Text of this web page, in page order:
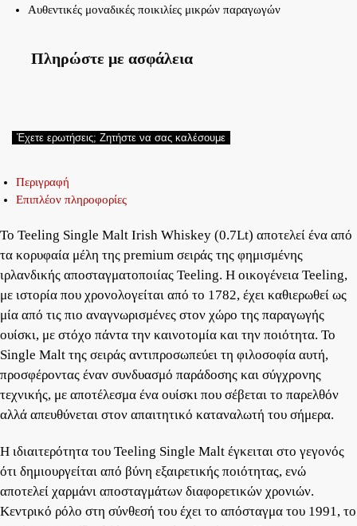
Αυθεντικές μοναδικές ποικιλίες μικρών παραγωγών
Πληρώστε με ασφάλεια
Έχετε ερωτήσεις; Ζητήστε να σας καλέσουμε
Περιγραφή
Επιπλέον πληροφορίες
Το Teeling Single Malt Irish Whiskey (0.7Lt) αποτελεί ένα από
τα κορυφαία μέλη της premium σειράς της φημισμένης
ιρλανδικής αποσταγματοποιίας Teeling. Η οικογένεια Teeling,
με ιστορία που χρονολογείται από το 1782, έχει καθιερωθεί ως
μία από τις πιο αναγνωρισμένες στον χώρο της παραγωγής
ουίσκι, με στόχο πάντα την καινοτομία και την ποιότητα. Το
Single Malt της σειράς αντιπροσωπεύει τη φιλοσοφία αυτή,
προσφέροντας έναν συνδυασμό παράδοσης και σύγχρονης
τεχνικής, με αποτέλεσμα ένα ουίσκι που σέβεται το παρελθόν
αλλά απευθύνεται στον απαιτητικό καταναλωτή του σήμερα.
Η ιδιαιτερότητα του Teeling Single Malt έγκειται στο γεγονός
ότι δημιουργείται από βύνη εξαιρετικής ποιότητας, ενώ
αποτελεί χαρμάνι αποσταγμάτων διαφορετικών χρονιών.
Κεντρικό ρόλο στη σύνθεσή του έχει το απόσταγμα του 1991, το